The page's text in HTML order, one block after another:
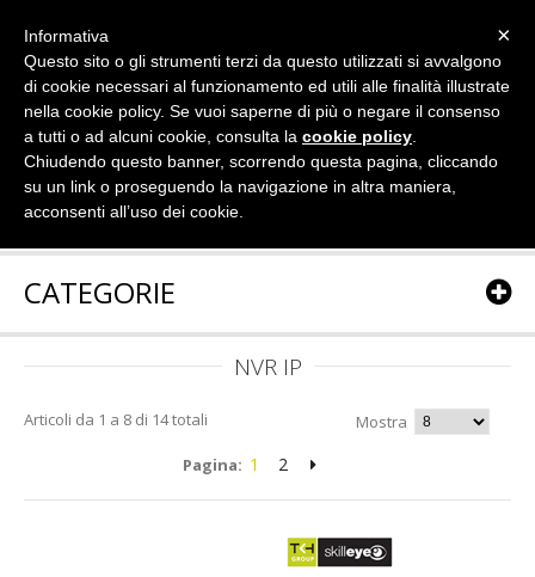
CATEGORIE
NVR IP
Articoli da 1 a 8 di 14 totali
Mostra
Pagina: 1 2
×
Informativa
Questo sito o gli strumenti terzi da questo utilizzati si avvalgono
di cookie necessari al funzionamento ed utili alle finalità illustrate
nella cookie policy. Se vuoi saperne di più o negare il consenso
a tutti o ad alcuni cookie, consulta la cookie policy
Chiudendo questo banner, scorrendo questa pagina, cliccando
su un link o proseguendo la navigazione in altra maniera,
acconsenti all’uso dei cookie.